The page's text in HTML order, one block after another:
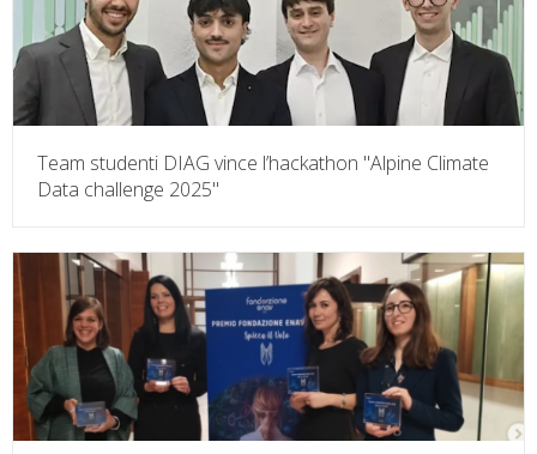
Team studenti DIAG vince l’hackathon "Alpine Climate
Data challenge 2025"